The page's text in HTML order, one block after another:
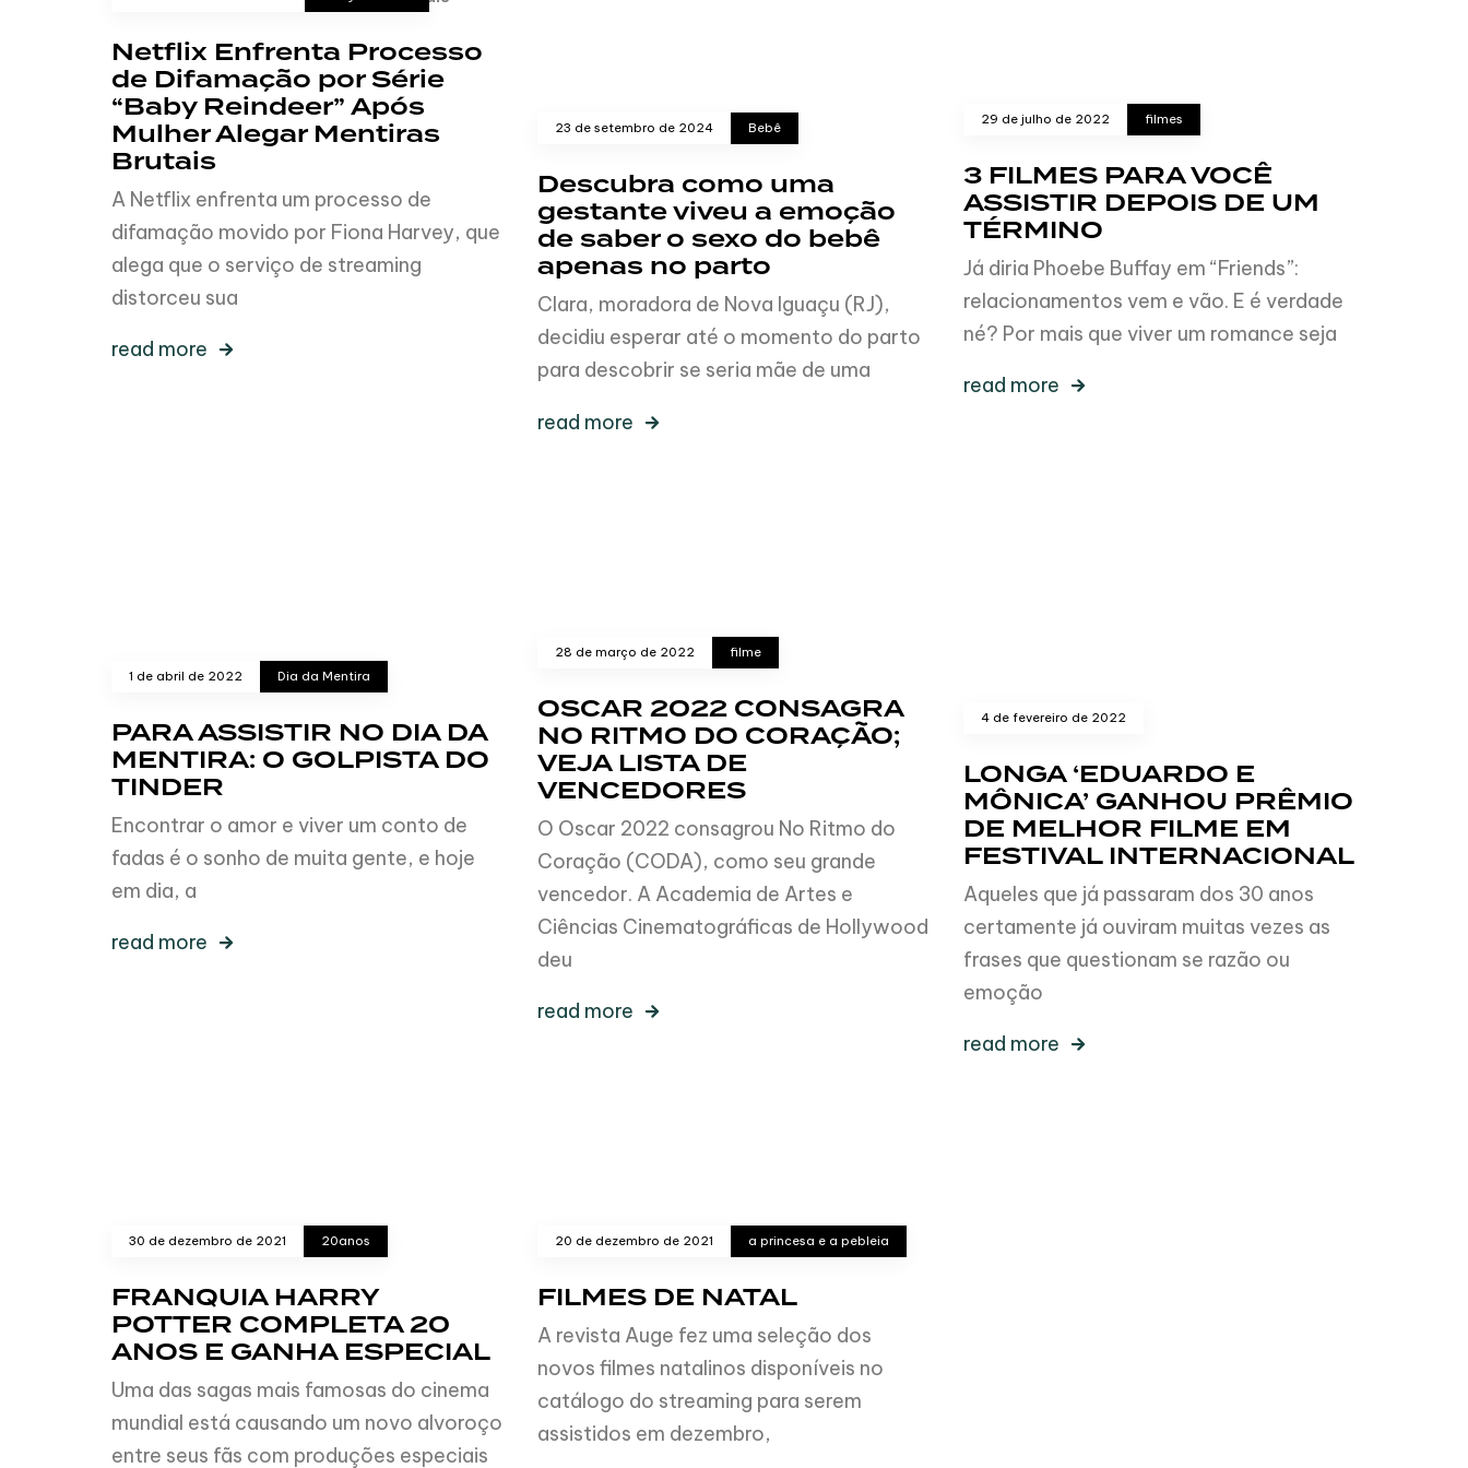
Netflix Enfrenta Processo
de Difamação por Série
“Baby Reindeer” Após
Mulher Alegar Mentiras
Brutais
A Netflix enfrenta um processo de
difamação movido por Fiona Harvey, que
alega que o serviço de streaming
distorceu sua
read more
23 de setembro de 2024 Bebê
Descubra como uma
gestante viveu a emoção
de saber o sexo do bebê
apenas no parto
Clara, moradora de Nova Iguaçu (RJ),
decidiu esperar até o momento do parto
para descobrir se seria mãe de uma
read more
29 de julho de 2022 filmes
3 FILMES PARA VOCÊ
ASSISTIR DEPOIS DE UM
TÉRMINO
Já diria Phoebe Buffay em “Friends”:
relacionamentos vem e vão. E é verdade
né? Por mais que viver um romance seja
read more
1 de abril de 2022 Dia da Mentira
PARA ASSISTIR NO DIA DA
MENTIRA: O GOLPISTA DO
TINDER
Encontrar o amor e viver um conto de
fadas é o sonho de muita gente, e hoje
em dia, a
read more
28 de março de 2022 filme
OSCAR 2022 CONSAGRA
NO RITMO DO CORAÇÃO;
VEJA LISTA DE
VENCEDORES
O Oscar 2022 consagrou No Ritmo do
Coração (CODA), como seu grande
vencedor. A Academia de Artes e
Ciências Cinematográficas de Hollywood
deu
read more
4 de fevereiro de 2022
LONGA ‘EDUARDO E
MÔNICA’ GANHOU PRÊMIO
DE MELHOR FILME EM
FESTIVAL INTERNACIONAL
Aqueles que já passaram dos 30 anos
certamente já ouviram muitas vezes as
frases que questionam se razão ou
emoção
read more
30 de dezembro de 2021 20anos
FRANQUIA HARRY
POTTER COMPLETA 20
ANOS E GANHA ESPECIAL
Uma das sagas mais famosas do cinema
mundial está causando um novo alvoroço
entre seus fãs com produções especiais
20 de dezembro de 2021 a princesa e a pebleia
FILMES DE NATAL
A revista Auge fez uma seleção dos
novos filmes natalinos disponíveis no
catálogo do streaming para serem
assistidos em dezembro,